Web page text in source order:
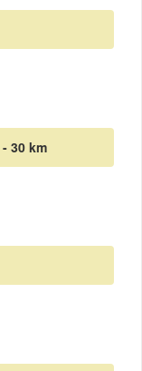
- 30 km